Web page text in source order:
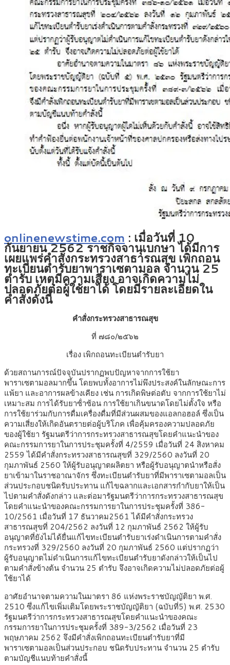
onlinenewstime.com : เมื่อวันที่ 10
กันยายน 2562 ราชกิจจานุเบกษา ได้มีการ
เผยแพร่คำสั่งกระทรวงสาธารณสุข เพิกถอน
ทะเบียนตำรับยาพาราเซตามอล จำนวน 25
ตำรับ เหตุมีความเสี่ยง อาจเกิดความไม่
ปลอดภัยต่อผู้ใช้ยาได้ โดยมีรายละเอียดใน
คำสั่งดังนี้
คําสั่งกระทรวงสาธารณสุข
ที่ ๗๘๐/๒๕๖๒
เรื่อง เพิกถอนทะเบียนตํารับยา
ด้วยสถานการณ์ปัจจุบันปรากฏพบปัญหาจากการใช้ยา
พาราเซตามอลมากขึ้น โดยพบทั้งอาการไม่พึงประสงค์ในลักษณะการ
แพ้ยา และอาการผลข้างเคียง เช่น การเกิดพิษต่อตับ จากการใช้ยาไม่
เหมาะสม การได้รับยาซ้ําซ้อน การใช้ยาเกินขนาดโดยไม่ตั้งใจ หรือ
การใช้ยาร่วมกับการดื่มเครื่องดื่มที่มีส่วนผสมของแอลกอฮอล์ ซึ่งเป็น
ความเสี่ยงให้เกิดอันตรายต่อผู้บริโภค เพื่อคุ้มครองความปลอดภัย
ของผู้ใช้ยา รัฐมนตรีว่าการกระทรวงสาธารณสุขโดยคําแนะนําของ
คณะกรรมการยาในการประชุมครั้งที่ 4/2559 เมื่อวันที่ 24 สิงหาคม
2559 ได้มีคําสั่งกระทรวงสาธารณสุขที่ 329/2560 ลงวันที่ 20
กุมภาพันธ์ 2560 ให้ผู้รับอนุญาตผลิตยา หรือผู้รับอนุญาตนําหรือสั่ง
ยาเข้ามาในราชอาณาจักร ซึ่งทะเบียนตํารับยาที่มีพาราเซตามอลเป็น
ส่วนประกอบชนิดรับประทาน แก้ไขฉลากและเอกสารกํากับยาให้เป็น
ไปตามคําสั่งดังกล่าว และต่อมารัฐมนตรีว่าการกระทรวงสาธารณสุข
โดยคําแนะนําของคณะกรรมการยาในการประชุมครั้งที่ 386-
10/2561 เมื่อวันที่ 17 ธันวาคม2561 ได้มีคําสั่งกระทรวง
สาธารณสุขที่ 204/2562 ลงวันที่ 12 กุมภาพันธ์ 2562 ให้ผู้รับ
อนุญาตที่ยังไม่ได้ยื่นแก้ไขทะเบียนตํารับยาเร่งดําเนินการตามคําสั่ง
กระทรวงที่ 329/2560 ลงวันที่ 20 กุมภาพันธ์ 2560 แต่ปรากฏว่า
ผู้รับอนุญาตไม่ดําเนินการแก้ไขทะเบียนตํารับยาดังกล่าวให้เป็นไป
ตามคําสั่งข้างต้น จํานวน 25 ตํารับ จึงอาจเกิดความไม่ปลอดภัยต่อผู้
ใช้ยาได้
อาศัยอํานาจตามความในมาตรา 86 แห่งพระราชบัญญัติยา พ.ศ.
2510 ซึ่งแก้ไขเพิ่มเติมโดยพระราชบัญญัติยา (ฉบับที่5) พ.ศ. 2530
รัฐมนตรีว่าการกระทรวงสาธารณสุขโดยคําแนะนําของคณะ
กรรมการยาในการประชุมครั้งที่ 389-3/2562 เมื่อวันที่ 23
พฤษภาคม 2562 จึงมีคําสั่งเพิกถอนทะเบียนตํารับยาที่มี
พาราเซตามอลเป็นส่วนประกอบ ชนิดรับประทาน จํานวน 25 ตํารับ
ตามบัญชีแนบท้ายคําสั่งนี้